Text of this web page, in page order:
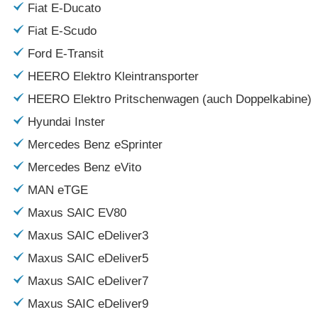
Fiat E-Ducato
Fiat E-Scudo
Ford E-Transit
HEERO Elektro Kleintransporter
HEERO Elektro Pritschenwagen (auch Doppelkabine)
Hyundai Inster
Mercedes Benz eSprinter
Mercedes Benz eVito
MAN eTGE
Maxus SAIC EV80
Maxus SAIC eDeliver3
Maxus SAIC eDeliver5
Maxus SAIC eDeliver7
Maxus SAIC eDeliver9